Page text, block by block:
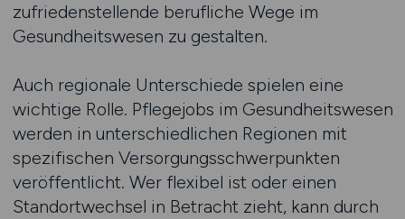
zufriedenstellende berufliche Wege im
Gesundheitswesen zu gestalten.
Auch regionale Unterschiede spielen eine
wichtige Rolle. Pflegejobs im Gesundheitswesen
werden in unterschiedlichen Regionen mit
spezifischen Versorgungsschwerpunkten
veröffentlicht. Wer flexibel ist oder einen
Standortwechsel in Betracht zieht, kann durch